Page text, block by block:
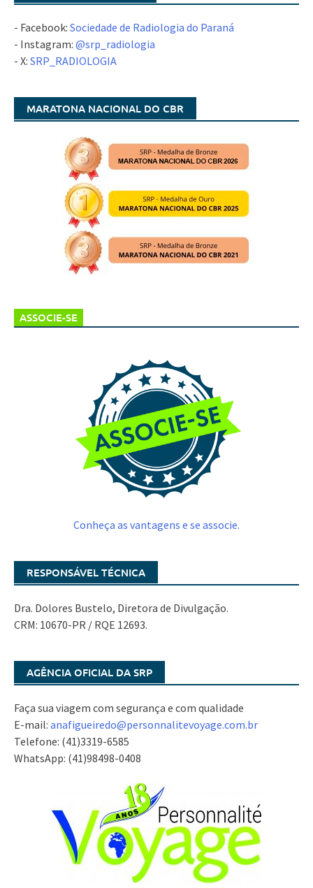
- Facebook: Sociedade de Radiologia do Paraná
- Instagram: @srp_radiologia
- X: SRP_RADIOLOGIA
MARATONA NACIONAL DO CBR
ASSOCIE-SE
Conheça as vantagens e se associe.
RESPONSÁVEL TÉCNICA
Dra. Dolores Bustelo, Diretora de Divulgação.
CRM: 10670-PR / RQE 12693.
AGÊNCIA OFICIAL DA SRP
Faça sua viagem com segurança e com qualidade
E-mail: anafigueiredo@personnalitevoyage.com.br
Telefone: (41)3319-6585
WhatsApp: (41)98498-0408